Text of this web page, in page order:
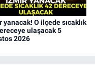
yanacak! O ilçede sıcaklık
ulaşacak 5
2026